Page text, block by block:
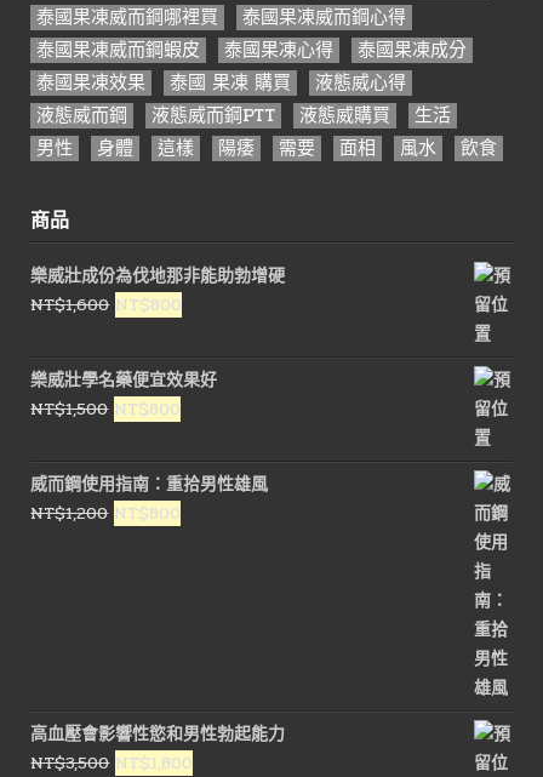
泰國果凍威而鋼哪裡買
泰國果凍威而鋼心得
泰國果凍威而鋼蝦皮
泰國果凍心得
泰國果凍成分
泰國果凍效果
泰國 果凍 購買
液態威心得
液態威而鋼
液態威而鋼PTT 液態威購買
生活
男性
身體 這樣 陽痿 需要 面相 風水 飲食
商品
樂威壯成份為伐地那非能助勃增硬
NT$1,600 原
價
格：
NT$1,600。
NT$800
價
格：
樂威壯學名藥便宜效果好
NT$1,500 原
價
格：
NT$1,500。
NT$800
價
格：
NT$800。
威而鋼使用指南：重拾男性雄風
NT$1,200 原
NT$800
高血壓會影響性慾和男性勃起能力
NT$3,500 原
NT$1,800